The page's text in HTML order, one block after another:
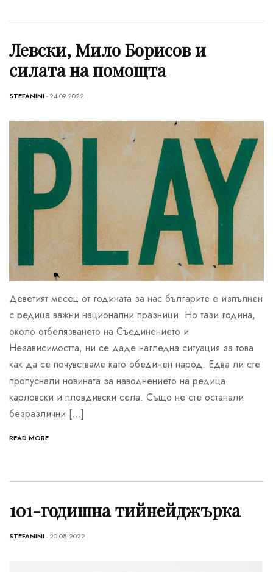
Левски, Мило Борисов и
силата на помощта
STEFANINI- 24.09.2022
Деветият месец от годината за нас българите е изпълнен
с редица важни национални празници. Но тази година,
около отбелязването на Съединението и
Независимостта, ни се даде нагледна ситуация за това
как да се почувстваме като обединен народ. Едва ли сте
пропуснали новината за наводнението на редица
карловски и пловдивски села. Също не сте останали
безразлични […]
READ MORE
101-годишна тийнейджърка
STEFANINI- 20.08.2022